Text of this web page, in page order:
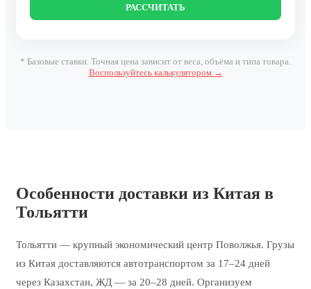
РАССЧИТАТЬ
* Базовые ставки. Точная цена зависит от веса, объёма и типа товара.
Воспользуйтесь калькулятором →
Особенности доставки из Китая в
Тольятти
Тольятти — крупный экономический центр Поволжья. Грузы
из Китая доставляются автотранспортом за 17–24 дней
через Казахстан, ЖД — за 20–28 дней. Организуем